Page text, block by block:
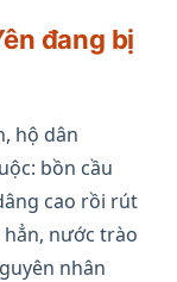
đang bị
hộ dân
bồn cầu
cao rồi rút
hẳn, nước trào
nhân